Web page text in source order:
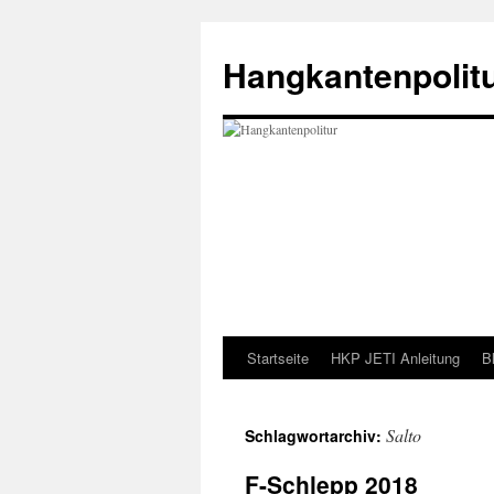
springen
Startseite HKP JETI Anleitung
Schlagwortarchiv: Salto
F-Schlepp 2018